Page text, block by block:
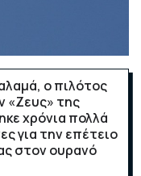
ο πιλότος
«Ζευς» της
χρόνια πολλά
για την επέτειο
στον ουρανό